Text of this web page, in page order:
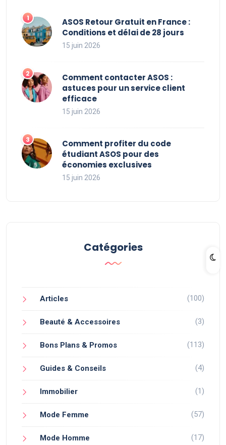
ASOS Retour Gratuit en France :
Conditions et délai de 28 jours
15 juin 2026
Comment contacter ASOS :
astuces pour un service client
efficace
15 juin 2026
Comment profiter du code
étudiant ASOS pour des
économies exclusives
15 juin 2026
Catégories
Articles (100)
Beauté & Accessoires (3)
Bons Plans & Promos (113)
Guides & Conseils (4)
Immobilier (1)
Mode Femme (57)
Mode Homme (17)